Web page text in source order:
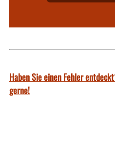
Haben Sie einen Fehler
gerne!